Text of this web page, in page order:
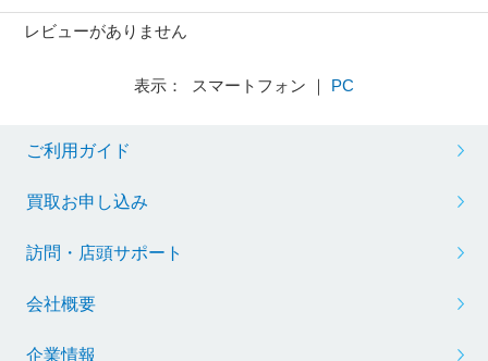
レビューがありません
表示： スマートフォン ｜ PC
ご利用ガイド
買取お申し込み
訪問・店頭サポート
会社概要
企業情報